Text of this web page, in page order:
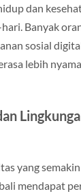
dan
Banyak
sosial
lebih
yang
mendapat